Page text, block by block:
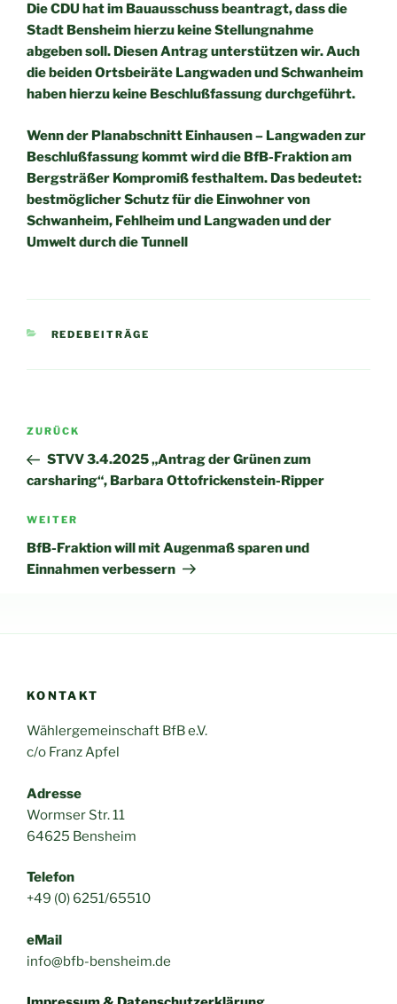
Die CDU hat im Bauausschuss beantragt, dass die
Stadt Bensheim hierzu keine Stellungnahme
abgeben soll. Diesen Antrag unterstützen wir. Auch
die beiden Ortsbeiräte Langwaden und Schwanheim
haben hierzu keine Beschlußfassung durchgeführt.
Wenn der Planabschnitt Einhausen – Langwaden zur
Beschlußfassung kommt wird die BfB-Fraktion am
Bergsträßer Kompromiß festhaltem. Das bedeutet:
bestmöglicher Schutz für die Einwohner von
Schwanheim, Fehlheim und Langwaden und der
Umwelt durch die Tunnell
KATEGORIEN
REDEBEITRÄGE
Beitragsnavigation
Vorheriger
Beitrag
ZURÜCK
STVV 3.4.2025 „Antrag der Grünen zum
carsharing“, Barbara Ottofrickenstein-Ripper
Nächster
Beitrag
WEITER
BfB-Fraktion will mit Augenmaß sparen und
Einnahmen verbessern
KONTAKT
Wählergemeinschaft BfB e.V.
c/o Franz Apfel
Adresse
Wormser Str. 11
64625 Bensheim
Telefon
+49 (0) 6251/65510
eMail
info@bfb-bensheim.de